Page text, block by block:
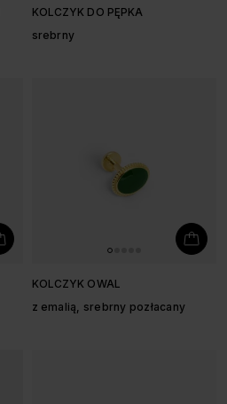
KOLCZYK DO PĘPKA
srebrny
KOLCZYK OWAL
z emalią, srebrny pozłacany